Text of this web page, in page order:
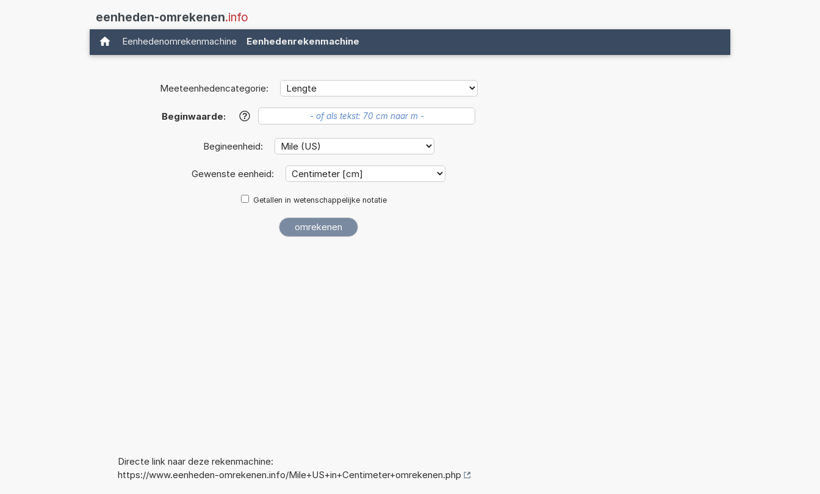
eenheden-omrekenen.info
Eenhedenomrekenmachine Eenhedenrekenmachine
Meeteenhedencategorie:
Beginwaarde: ?
Begineenheid:
Gewenste eenheid:
Getallen in wetenschappelijke notatie
Directe link naar deze rekenmachine:
https://www.eenheden-omrekenen.info/Mile+US+in+Centimeter+omrekenen.php